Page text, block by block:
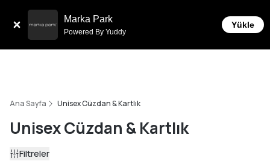
Marka Park
Powered By Yuddy
Yükle
Ana Sayfa Unisex Cüzdan & Kartlık
Unisex Cüzdan & Kartlık
Filtreler